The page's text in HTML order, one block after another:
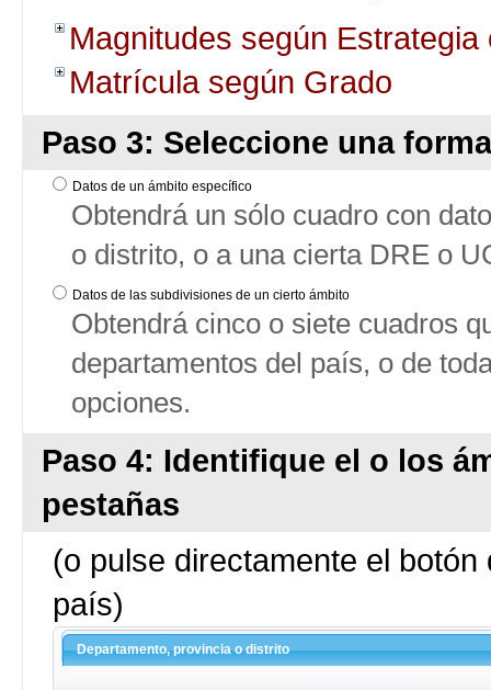
Magnitudes según
Matrícula según Grado
Paso 3: Seleccione una
Datos de un ámbito específico
Obtendrá un sólo cuadro con
o distrito, o a una cierta DRE o
Datos de las subdivisiones de un cierto ámbito
Obtendrá cinco o siete cuadros
departamentos del país, o de
opciones.
Paso 4: Identifique el o los
pestañas
(o pulse directamente el
país)
Departamento, provincia o distrito